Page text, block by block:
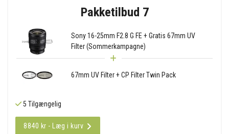
Pakketilbud 7
Sony 16-25mm F2.8 G FE + Gratis 67mm UV
Filter (Sommerkampagne)
67mm UV Filter + CP Filter Twin Pack
5 Tilgængelig
8840 kr - Læg i kurv